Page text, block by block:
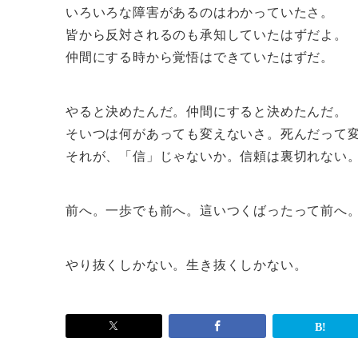
いろいろな障害があるのはわかっていたさ。
皆から反対されるのも承知していたはずだよ。
仲間にする時から覚悟はできていたはずだ。
やると決めたんだ。仲間にすると決めたんだ。
そいつは何があっても変えないさ。死んだって
それが、「信」じゃないか。信頼は裏切れない。
前へ。一歩でも前へ。這いつくばったって前へ。
やり抜くしかない。生き抜くしかない。